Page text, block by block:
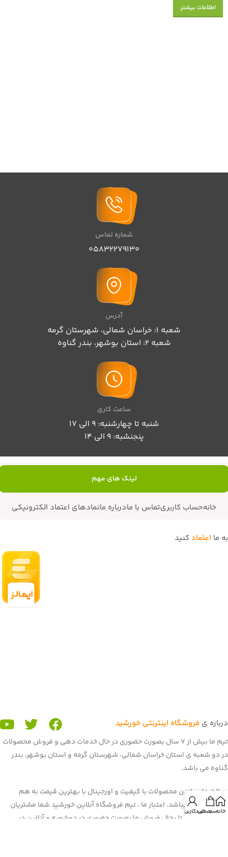
اطلاعات بیشتر
شماره تماس
05832279130
آدرس
شعبه 1: خراسان شمالی، شهرستان گرمه
شعبه 2: استان بوشهر، بندر گناوه
ساعت کاری
شنبه تا چهارشنبه: 9 الی 17
پنجنشبه: 9 الی 14
لینک های مهم
خانهحساب کاربریتماس با مادرباره مانمادهای اعتماد الکترونیکی
درباره ی فروشگاه اینترنتی خورشید
تیم ما بیش از 7 سال بصورت حضوری در حال خدمات دهی و فروش محصولات
در دو شعبه ی استان خراسان شمالی، شهرستان گرمه و استان بوشهر، بندر
گناوه می باشد.
رسالت ما رساندن محصولات با کیفیت و اورجینال با بهترین قیمت به هم
میهنان عزیز میباشد. اعتبار ما ، تیم فروشگاه آنلاین خورشید شما مشتریان
عزیز می باشید. تا بحال فروش ما بصورت حضوری در دوشعبه و آنلاین در
به ما اعتماد کنید
خانهسبد خرید
حساب کاربری من